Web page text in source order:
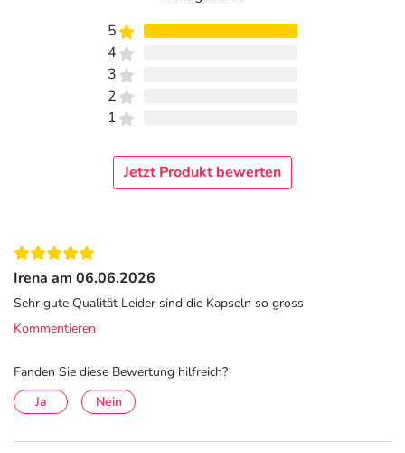
5
4
3
2
1
Jetzt Produkt bewerten
Irena am 06.06.2026
Sehr gute Qualität Leider sind die Kapseln so gross
Kommentieren
Fanden Sie diese Bewertung hilfreich?
Ja
Nein